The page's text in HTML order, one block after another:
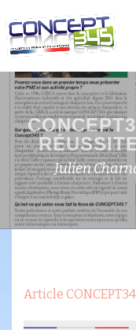
Aller
au
contenu
Julien
Article